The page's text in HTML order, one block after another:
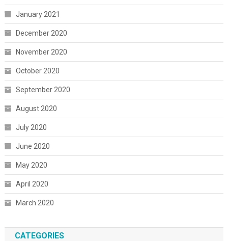
January 2021
December 2020
November 2020
October 2020
September 2020
August 2020
July 2020
June 2020
May 2020
April 2020
March 2020
CATEGORIES